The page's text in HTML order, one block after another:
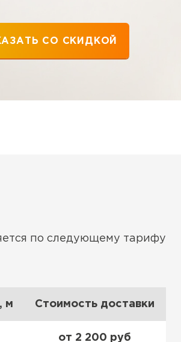
СО СКИДКОЙ
по следующему тарифу
м Стоимость доставки
от 2 200 руб